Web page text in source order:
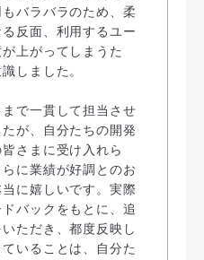
バラバラのため、柔
反面、利用するユー
上がってしまうた
しました。
で一貫して担当させ
が、自分たちの開発
さまに受け入れら
に業績が好調とのお
に嬉しいです。実際
バックをもとに、追
ただき、都度反映し
いることは、自分た